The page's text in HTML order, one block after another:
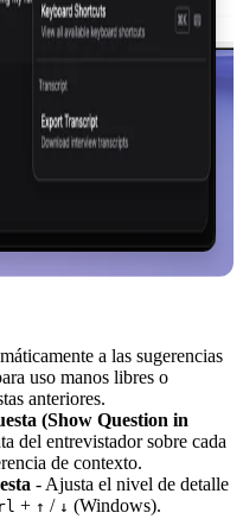
a las sugerencias
uso manos libres o
anteriores.
(Show Question in
del entrevistador sobre cada
de contexto.
- Ajusta el nivel de detalle
+ ↑ / ↓ (Windows).